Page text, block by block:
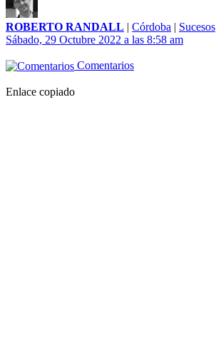
ROBERTO RANDALL | Córdoba | Sucesos
Sábado, 29 Octubre 2022 a las 8:58 am
Comentarios
Enlace copiado